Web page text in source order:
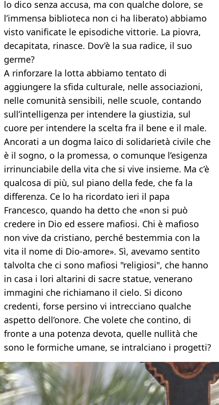
lo dico senza accusa, ma con qualche dolore, se
l’immensa biblioteca non ci ha liberato) abbiamo
visto vanificate le episodiche vittorie. La piovra,
decapitata, rinasce. Dov’è la sua radice, il suo
germe?
A rinforzare la lotta abbiamo tentato di
aggiungere la sfida culturale, nelle associazioni,
nelle comunità sensibili, nelle scuole, contando
sull’intelligenza per intendere la giustizia, sul
cuore per intendere la scelta fra il bene e il male.
Ancorati a un dogma laico di solidarietà civile che
è il sogno, o la promessa, o comunque l’esigenza
irrinunciabile della vita che si vive insieme. Ma c’è
qualcosa di più, sul piano della fede, che fa la
differenza. Ce lo ha ricordato ieri il papa
Francesco, quando ha detto che «non si può
credere in Dio ed essere mafiosi. Chi è mafioso
non vive da cristiano, perché bestemmia con la
vita il nome di Dio-amore». Sì, avevamo sentito
talvolta che ci sono mafiosi "religiosi", che hanno
in casa i lori altarini di sacre statue, venerano
immagini che richiamano il cielo. Si dicono
credenti, forse persino vi intrecciano qualche
aspetto dell’onore. Che volete che contino, di
fronte a una potenza devota, quelle nullità che
sono le formiche umane, se intralciano i progetti?